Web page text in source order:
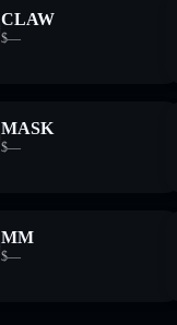
CLAW
$—
MASK
$—
MM
$—